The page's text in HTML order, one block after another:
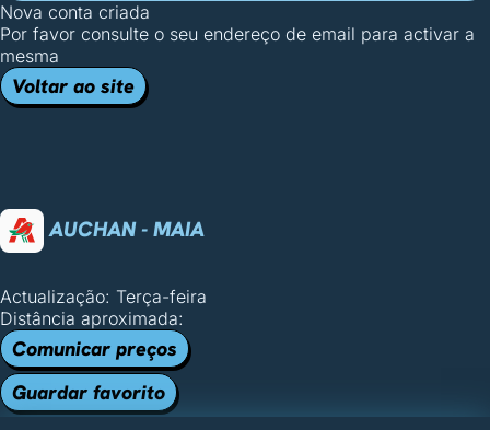
Nova conta criada
Por favor consulte o seu endereço de email para activar a
mesma
Voltar ao site
AUCHAN - MAIA
Actualização: Terça-feira
Distância aproximada:
Comunicar preços
Guardar favorito